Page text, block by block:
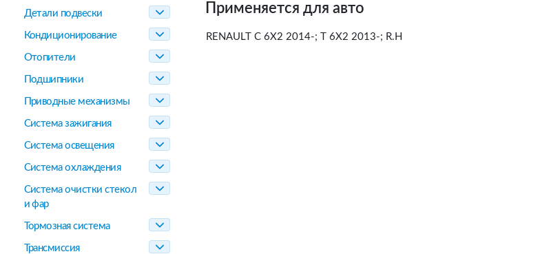
Детали подвески
Кондиционирование
Отопители
Подшипники
Приводные механизмы
Система зажигания
Система освещения
Система охлаждения
Система очистки стекол
и фар
Тормозная система
Трансмиссия
Применяется для авто
RENAULT C 6X2 2014-; T 6X2 2013-; R.H